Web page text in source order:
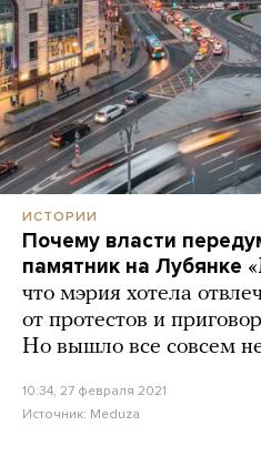
ИСТОРИИ
Почему власти
памятник на Лубянке
что мэрия хотела
от протестов и
Но вышло все совсем
10:34, 27 февраля 2021
Источник: Meduza